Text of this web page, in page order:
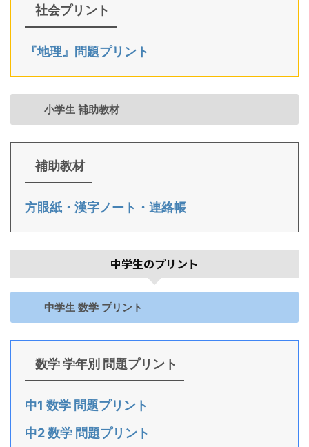
社会プリント
『地理』問題プリント
小学生 補助教材
補助教材
方眼紙・漢字ノート・連絡帳
中学生のプリント
中学生 数学 プリント
数学 学年別 問題プリント
中1 数学 問題プリント
中2 数学 問題プリント